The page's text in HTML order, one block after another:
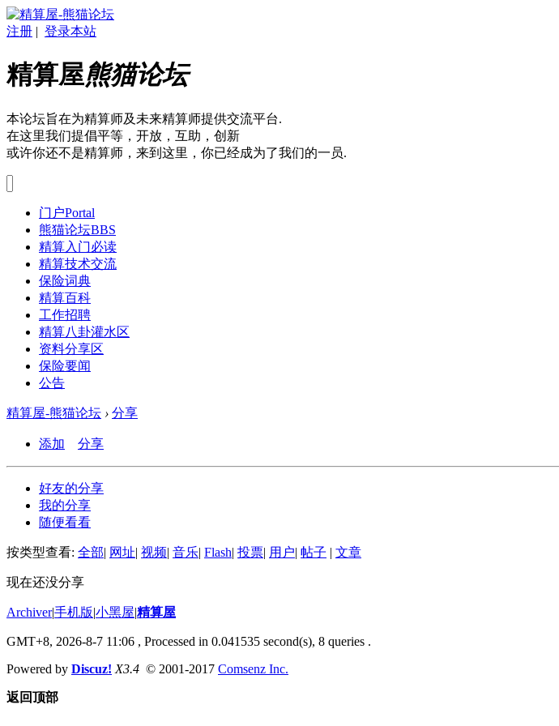
注册 | 登录本站
精算屋熊猫论坛
本论坛旨在为精算师及未来精算师提供交流平台.
在这里我们提倡平等，开放，互助，创新
或许你还不是精算师，来到这里，你已经成为了我们的一员.
门户Portal
熊猫论坛BBS
精算入门必读
精算技术交流
保险词典
精算百科
工作招聘
精算八卦灌水区
资料分享区
保险要闻
公告
精算屋-熊猫论坛 › 分享
添加 分享
好友的分享
我的分享
随便看看
按类型查看: 全部| 网址| 视频| 音乐| Flash| 投票| 用户| 帖子 | 文章
现在还没分享
Archiver|手机版|小黑屋|精算屋
GMT+8, 2026-8-7 11:06 , Processed in 0.041535 second(s), 8 queries .
Powered by Discuz! X3.4 © 2001-2017 Comsenz Inc.
返回顶部